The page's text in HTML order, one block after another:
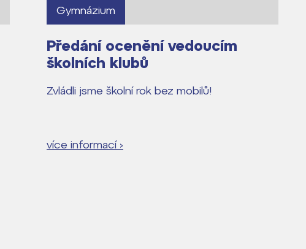
Gymnázium
Předání ocenění vedoucím
školních klubů
Zvládli jsme školní rok bez mobilů!
více informací ›